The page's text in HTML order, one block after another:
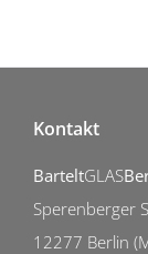
Kontakt
BarteltGLAS
Sperenberger
12277 Berlin